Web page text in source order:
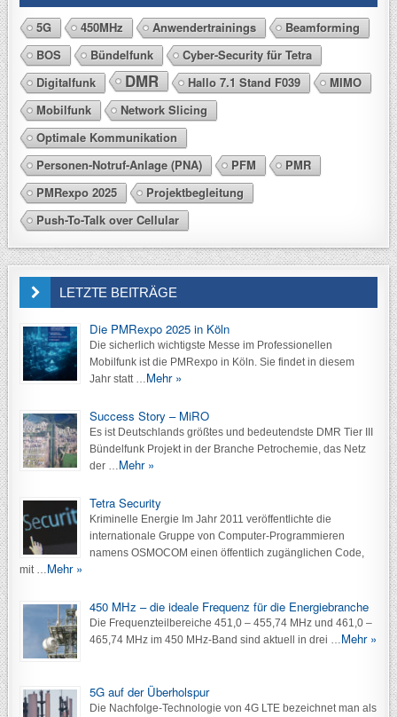
5G 450MHz Anwendertrainings
Beamforming
BOS
Bündelfunk
Cyber-Security für Tetra
Digitalfunk
DMR Hallo 7.1 Stand F039
MIMO
Mobilfunk
Network Slicing
Optimale Kommunikation
Personen-Notruf-Anlage (PNA)
PFM
PMR
PMRexpo 2025
Projektbegleitung
Push-To-Talk over Cellular
LETZTE BEITRÄGE
Die PMRexpo 2025 in Köln
Die sicherlich wichtigste Messe im Professionellen
Mobilfunk ist die PMRexpo in Köln. Sie findet in diesem
Jahr statt … Mehr »
Success Story – MiRO
Es ist Deutschlands größtes und bedeutendste DMR Tier III
Bündelfunk Projekt in der Branche Petrochemie, das Netz
der … Mehr »
Tetra Security
Kriminelle Energie Im Jahr 2011 veröffentlichte die
internationale Gruppe von Computer-Programmieren
namens OSMOCOM einen öffentlich zugänglichen Code,
mit … Mehr »
450 MHz – die ideale Frequenz für die Energiebranche
Die Frequenzteilbereiche 451,0 – 455,74 MHz und 461,0 –
465,74 MHz im 450 MHz-Band sind aktuell in drei … Mehr »
5G auf der Überholspur
Die Nachfolge-Technologie von 4G LTE bezeichnet man als